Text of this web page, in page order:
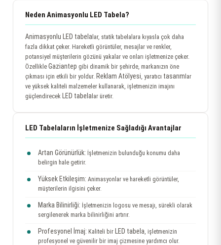
Neden Animasyonlu LED Tabela?
Animasyonlu LED tabela lar, statik tabelalara kıyasla çok daha
fazla dikkat çeker. Hareketli görüntüler, mesajlar ve renkler,
potansiyel müşterilerin gözünü yakalar ve onları işletmenize çeker.
Özellikle Gaziantep gibi dinamik bir şehirde, markanızın öne
çıkması için etkili bir yoldur. Reklam Atölyesi, yaratıcı tasarım lar
ve yüksek kaliteli malzemeler kullanarak, işletmenizin imajını
güçlendirecek LED tabela lar üretir.
LED Tabelaların İşletmenize Sağladığı Avantajlar
Artan Görünürlük: İşletmenizin bulunduğu konumu daha
belirgin hale getirir.
Yüksek Etkileşim: Animasyonlar ve hareketli görüntüler,
müşterilerin ilgisini çeker.
Marka Bilinirliği: İşletmenizin logosu ve mesajı, sürekli olarak
sergilenerek marka bilinirliğini artırır.
Profesyonel İmaj: Kaliteli bir LED tabela, işletmenizin
profesyonel ve güvenilir bir imaj çizmesine yardımcı olur.